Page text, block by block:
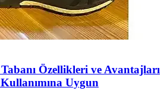
Özellikleri ve Avantajları
Uygun